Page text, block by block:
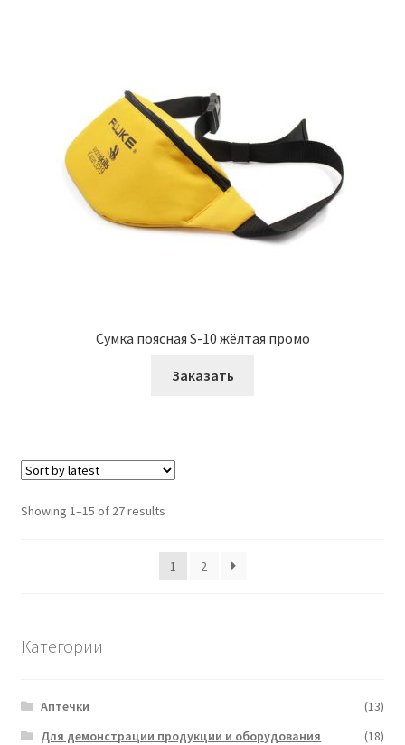
Сумка поясная S-10 жёлтая промо
Заказать
Showing 1–15 of 27 results
1 2
Категории
Аптечки
(13)
Для демонстрации продукции и оборудования
(18)